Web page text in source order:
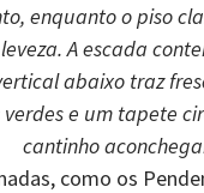
enquanto o piso
A escada
abaixo traz
e um tapete
cantinho
como os